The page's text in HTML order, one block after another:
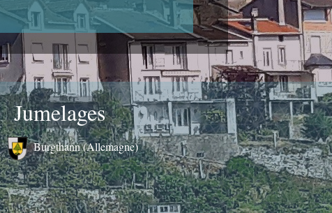
Jumelages
Burgthann (Allemagne)